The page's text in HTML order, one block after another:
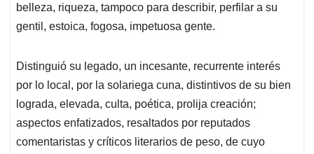
belleza, riqueza, tampoco para describir, perfilar a su
gentil, estoica, fogosa, impetuosa gente.
Distinguió su legado, un incesante, recurrente interés
por lo local, por la solariega cuna, distintivos de su bien
lograda, elevada, culta, poética, prolija creación;
aspectos enfatizados, resaltados por reputados
comentaristas y críticos literarios de peso, de cuyo